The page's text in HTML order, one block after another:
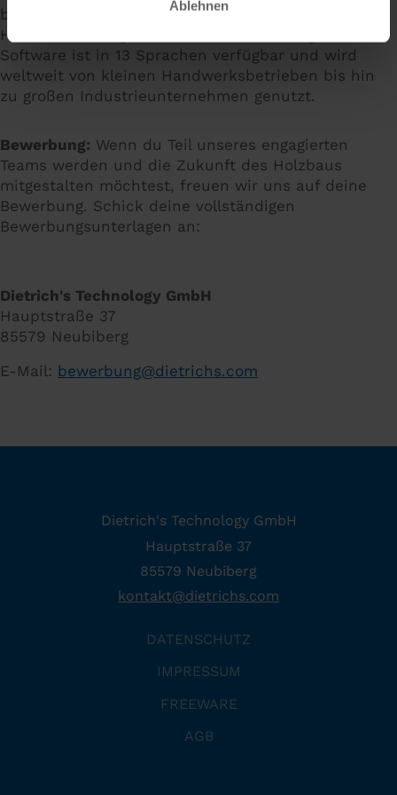
Ablehnen
bieten wir innovative Lösungen für alle
Herausforderungen im Holzbau und Design. Unsere
Software ist in 13 Sprachen verfügbar und wird
weltweit von kleinen Handwerksbetrieben bis hin
zu großen Industrieunternehmen genutzt.
Bewerbung: Wenn du Teil unseres engagierten
Teams werden und die Zukunft des Holzbaus
mitgestalten möchtest, freuen wir uns auf deine
Bewerbung. Schick deine vollständigen
Bewerbungsunterlagen an:
Dietrich's Technology GmbH
Hauptstraße 37
85579 Neubiberg
E-Mail: bewerbung@dietrichs.com
Dietrich's Technology GmbH
Hauptstraße 37
85579 Neubiberg
kontakt@dietrichs.com
DATENSCHUTZ
IMPRESSUM
FREEWARE
AGB